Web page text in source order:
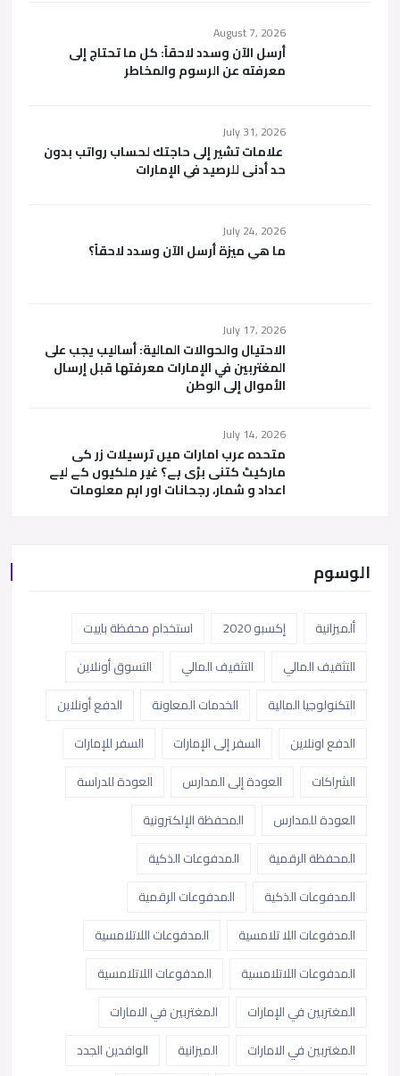
August 7, 2026
أرسل الآن وسدد لاحقاً: كل ما تحتاج إلى
معرفته عن الرسوم والمخاطر
July 31, 2026
علامات تشير إلى حاجتك لحساب رواتب بدون
حد أدنى للرصيد في الإمارات
July 24, 2026
ما هي ميزة أرسل الآن وسدد لاحقاً؟
July 17, 2026
الاحتيال والحوالات المالية: أساليب يجب على
المغتربين في الإمارات معرفتها قبل إرسال
الأموال إلى الوطن
July 14, 2026
متحدہ عرب امارات میں ترسیلات زر کی
مارکیٹ کتنی بڑی ہے؟ غیر ملکیوں کے لیے
اعداد و شمار، رجحانات اور اہم معلومات
الوسوم
ألميزانية إكسبو 2020
استخدام محفظة باييت
التثقيف المالي
التثقيف المالي
التسوق أونلاين
التكنولوجيا المالية
الخدمات المعاونة
الدفع أونلاين
الدفع اونلاين
السفر إلى الإمارات
السفر للإمارات
الشراكات
العودة إلى المدارس
العودة للدراسة
العودة للمدارس
المحفظة الإلكترونية
المحفظة الرقمية
المدفوعات الذكية
المدفوعات الذكية
المدفوعات الرقمية
المدفوعات اللا تلامسية
المدفوعات اللاتلامسية
المدفوعات اللاتلامسية
المدفوعات اللاتلامسية
المغتربين في الإمارات
المغتربين في الامارات
المغتربين في الامارات
الميزانية
الوافدين الجدد